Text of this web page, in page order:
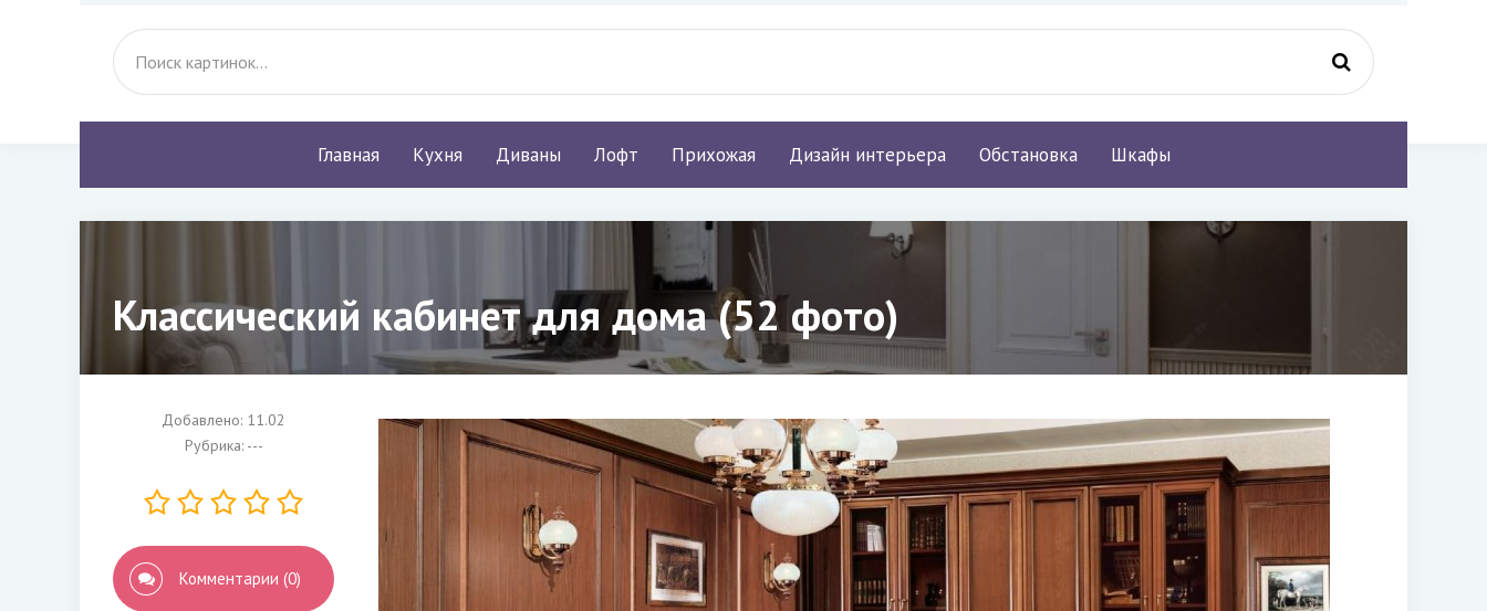
Главная Кухня Диваны Лофт Прихожая Дизайн интерьера Обстановка Шкафы
Классический кабинет для дома (52 фото)
Добавлено: 11.02
Рубрика: ---
Комментарии (0)